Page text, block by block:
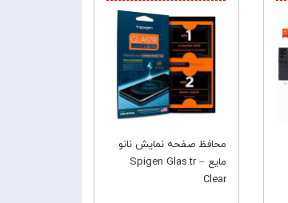
محافظ صفحه نمایش نانو
مایع Spigen Glas.tr –
Clear